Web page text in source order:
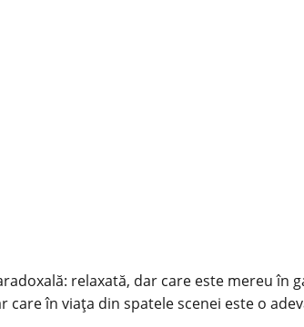
relaxată, dar care este mereu
care în viaţa din spatele scenei este o